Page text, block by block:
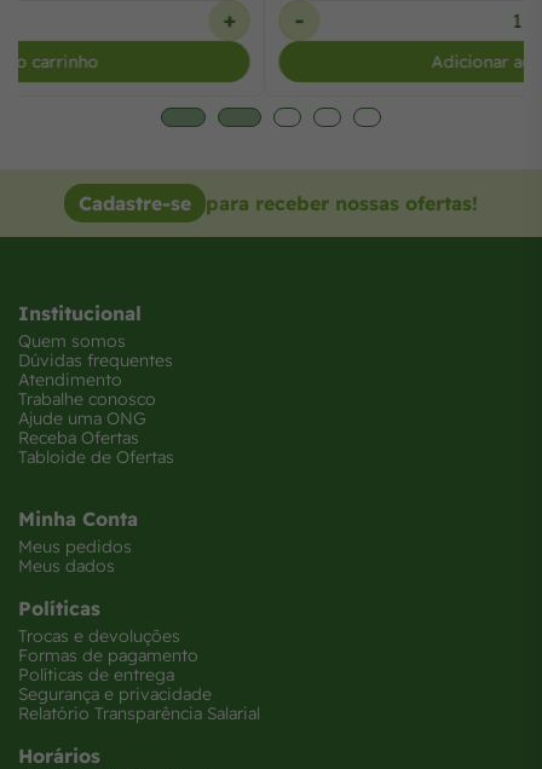
Adicionar ao carrinho
Cadastre-se para receber nossas ofertas!
Institucional
Quem somos
Dúvidas frequentes
Atendimento
Trabalhe conosco
Ajude uma ONG
Receba Ofertas
Tabloide de Ofertas
Minha Conta
Meus pedidos
Meus dados
Políticas
Trocas e devoluções
Formas de pagamento
Políticas de entrega
Segurança e privacidade
Relatório Transparência Salarial
Horários